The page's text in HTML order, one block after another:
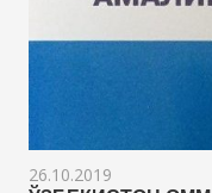
26.10.2019